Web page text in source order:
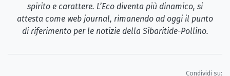
spirito e carattere. L’Eco diventa più dinamico, si
attesta come web journal, rimanendo ad oggi il punto
di riferimento per le notizie della Sibaritide-Pollino.
Condividi su: